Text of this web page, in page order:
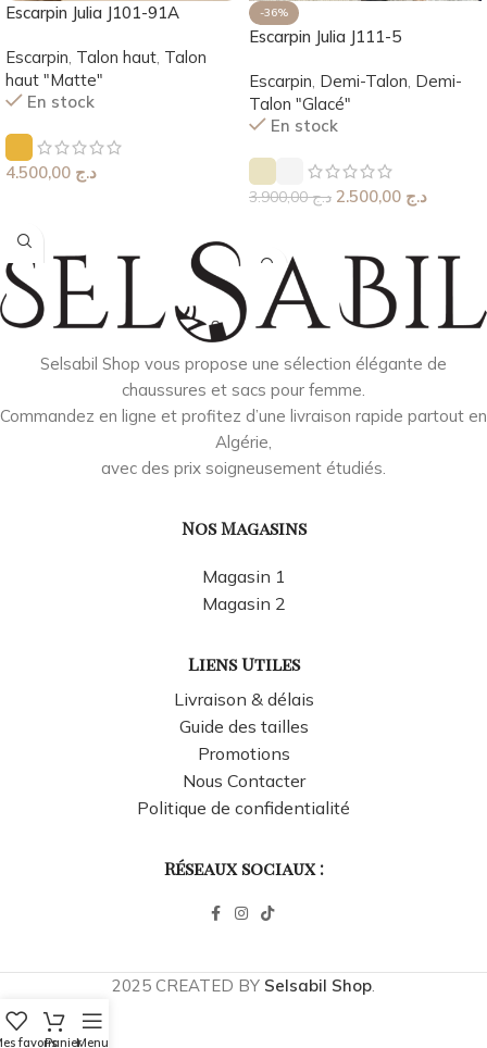
Escarpin Julia J101-91A
Escarpin Talon haut Talon
haut "Matte"
En stock
د.ج
-36%
Escarpin Julia J111-5
Escarpin Demi-Talon Demi-
Talon "Glacé"
En stock
د.ج3.900,00 د.ج
Selsabil Shop vous propose une sélection élégante de
chaussures et sacs pour femme.
Commandez en ligne et profitez d’une livraison rapide partout en
Algérie,
avec des prix soigneusement étudiés.
Nos Magasins
Magasin 1
Magasin 2
Liens Utiles
Livraison & délais
Guide des tailles
Promotions
Nous Contacter
Politique de confidentialité
Réseaux sociaux :
2025 CREATED BY Selsabil Shop.
favorisPanierMenu